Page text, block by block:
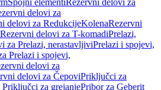
Spojni elementi Rezervni delovi za
delovi za
delovi za RedukcijeKolenaRezervni
Rezervni delovi za T-komadiPrelazi,
za Prelazi, nerastavljiviPrelazi i spojevi,
Prelazi i spojevi,
delovi za
delovi za ČepoviPriključci za
za grejanjePribor za Geberit